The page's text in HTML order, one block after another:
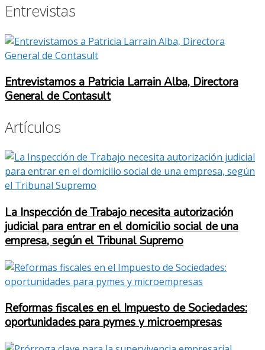
Entrevistas
Entrevistamos a Patricia Larrain Alba, Directora
General de Contasult
Artículos
La Inspección de Trabajo necesita autorización
judicial para entrar en el domicilio social de una
empresa, según el Tribunal Supremo
Reformas fiscales en el Impuesto de Sociedades:
oportunidades para pymes y microempresas